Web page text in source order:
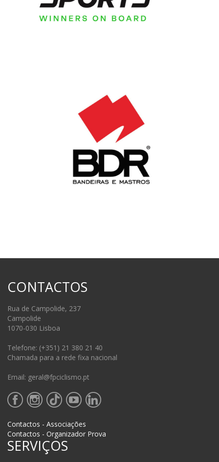
CONTACTOS
Rua de Campolide, 237
Campolide
1070-030 Lisboa
Telefone: (+351) 21 380 21 40
Chamada para a rede fixa nacional
Email: geral@fpciclismo.pt
Contactos - Associações
Contactos - Organizador Prova
SERVIÇOS